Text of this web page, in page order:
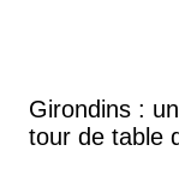
Girondins :
tour de table